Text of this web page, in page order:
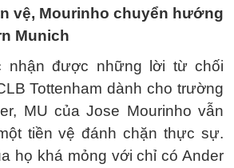
vệ, Mourinho chuyển hướng
Munich
nhận được những lời từ chối
Tottenham dành cho trường
MU của Jose Mourinho vẫn
tiền vệ đánh chặn thực sự.
họ khá mỏng với chỉ có Ander